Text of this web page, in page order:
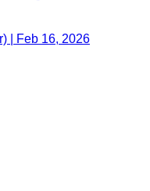
| Feb 16, 2026